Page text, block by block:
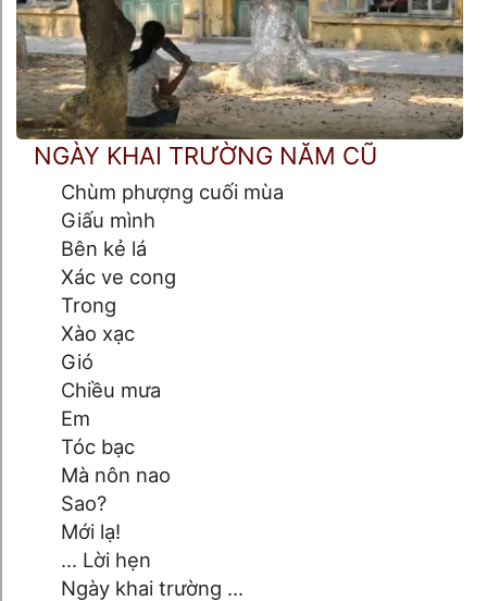
NGÀY KHAI TRƯỜNG NĂM CŨ
Chùm phượng cuối mùa
Giấu mình
Bên kẻ lá
Xác ve cong
Trong
Xào xạc
Gió
Chiều mưa
Em
Tóc bạc
Mà nôn nao
Sao?
Mới lạ!
... Lời hẹn
Ngày khai trường ...